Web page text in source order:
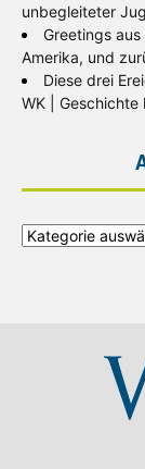
unbegleiteter
Greetings
Amerika, und
Diese drei
WK | Geschichte
Alle